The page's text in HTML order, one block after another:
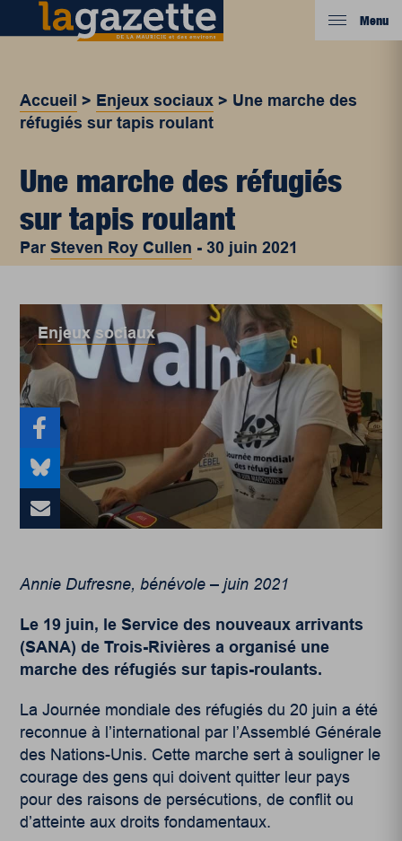
Menu
Accueil > Enjeux sociaux > Une marche des
réfugiés sur tapis roulant
Une marche des réfugiés
sur tapis roulant
ParSteven Roy Cullen -30 juin 2021
Enjeux sociaux
Annie Dufresne, bénévole – juin 2021
Le 19 juin, le Service des nouveaux arrivants
(SANA) de Trois-Rivières a organisé une
marche des réfugiés sur tapis-roulants.
La Journée mondiale des réfugiés du 20 juin a été
reconnue à l’international par l’Assemblé Générale
des Nations-Unis. Cette marche sert à souligner le
courage des gens qui doivent quitter leur pays
pour des raisons de persécutions, de conflit ou
d’atteinte aux droits fondamentaux.